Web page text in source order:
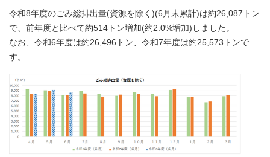
令和8年度のごみ総排出量(資源を除く)(6月末累計)は約26,087トン
で、前年度と比べて約514トン増加(約2.0%増加)しました。
なお、令和6年度は約26,496トン、令和7年度は約25,573トンで
す。